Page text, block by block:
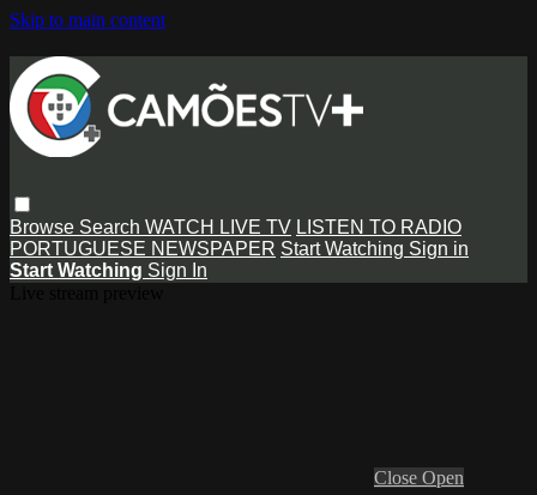
Skip to main content
Browse Search WATCH LIVE TV LISTEN TO RADIO
PORTUGUESE NEWSPAPER Start Watching Sign in
Start Watching Sign In
Close Open